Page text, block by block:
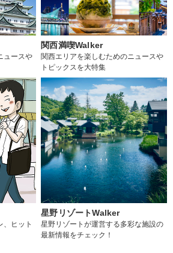
ュースや
関西満喫Walker
関西エリアを楽しむためのニュースや
トピックスを大特集
、ヒット
星野リゾートWalker
星野リゾートが運営する多彩な施設の
最新情報をチェック！